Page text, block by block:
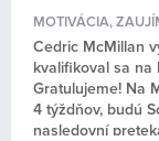
MOTIVÁCIA,
Cedric McMillan
kvalifikoval sa na
Gratulujeme! Na
4 týždňov, budú
nasledovní